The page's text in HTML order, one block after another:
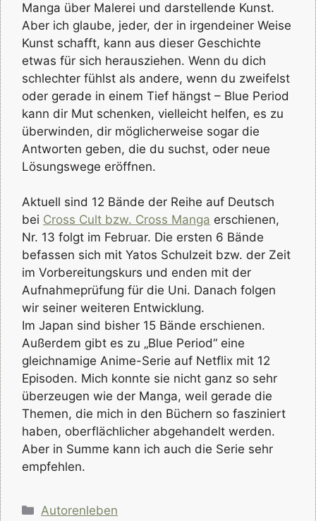
Manga über Malerei und darstellende Kunst.
Aber ich glaube, jeder, der in irgendeiner Weise
Kunst schafft, kann aus dieser Geschichte
etwas für sich herausziehen. Wenn du dich
schlechter fühlst als andere, wenn du zweifelst
oder gerade in einem Tief hängst – Blue Period
kann dir Mut schenken, vielleicht helfen, es zu
überwinden, dir möglicherweise sogar die
Antworten geben, die du suchst, oder neue
Lösungswege eröffnen.
Aktuell sind 12 Bände der Reihe auf Deutsch
bei Cross Cult bzw. Cross Manga erschienen,
Nr. 13 folgt im Februar. Die ersten 6 Bände
befassen sich mit Yatos Schulzeit bzw. der Zeit
im Vorbereitungskurs und enden mit der
Aufnahmeprüfung für die Uni. Danach folgen
wir seiner weiteren Entwicklung.
Im Japan sind bisher 15 Bände erschienen.
Außerdem gibt es zu „Blue Period“ eine
gleichnamige Anime-Serie auf Netflix mit 12
Episoden. Mich konnte sie nicht ganz so sehr
überzeugen wie der Manga, weil gerade die
Themen, die mich in den Büchern so fasziniert
haben, oberflächlicher abgehandelt werden.
Aber in Summe kann ich auch die Serie sehr
empfehlen.
Kategorien
Autorenleben